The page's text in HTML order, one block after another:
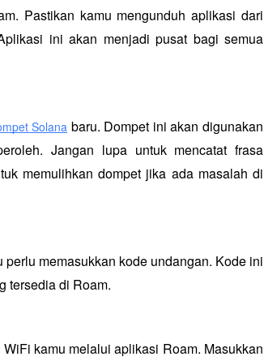
Pastikan kamu mengunduh aplikasi dari
ini akan menjadi pusat bagi semua
Solana baru. Dompet ini akan digunakan
Jangan lupa untuk mencatat frasa
memulihkan dompet jika ada masalah di
memasukkan kode undangan. Kode ini
tersedia di Roam.
kamu melalui aplikasi Roam. Masukkan